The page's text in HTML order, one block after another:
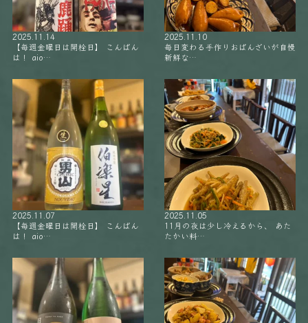
2025.11.14
【毎週金曜日は開栓日】 こんばん
は！ aio…
2025.11.10
毎日変わる手作りおばんざいが自慢
新鮮な…
2025.11.07
【毎週金曜日は開栓日】 こんばん
は！ aio…
2025.11.05
11月の夜は少し冷えるから、 あた
たかい料…